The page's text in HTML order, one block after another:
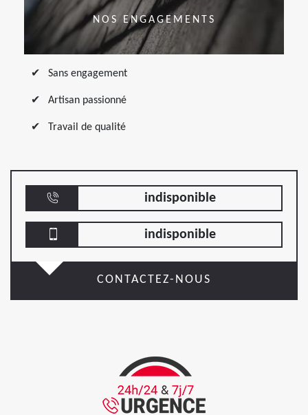
NOS ENGAGEMENTS
Sans engagement
Artisan passionné
Travail de qualité
indisponible
indisponible
CONTACTEZ-NOUS